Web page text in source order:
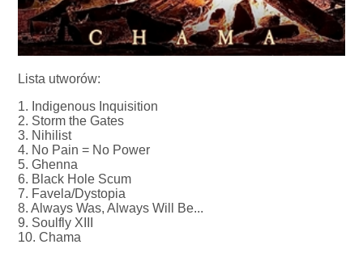
Lista utworów:
1. Indigenous Inquisition
2. Storm the Gates
3. Nihilist
4. No Pain = No Power
5. Ghenna
6. Black Hole Scum
7. Favela/Dystopia
8. Always Was, Always Will Be...
9. Soulfly XIII
10. Chama